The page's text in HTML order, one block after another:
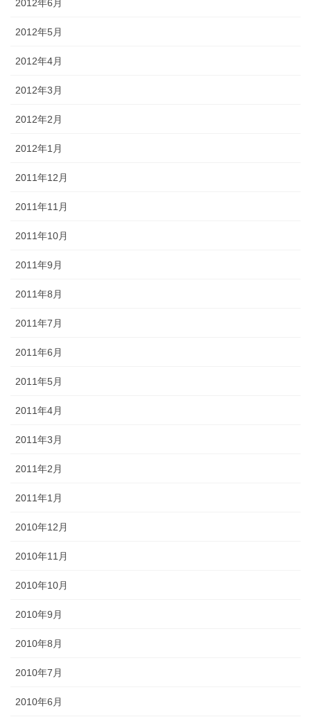
2012年6月
2012年5月
2012年4月
2012年3月
2012年2月
2012年1月
2011年12月
2011年11月
2011年10月
2011年9月
2011年8月
2011年7月
2011年6月
2011年5月
2011年4月
2011年3月
2011年2月
2011年1月
2010年12月
2010年11月
2010年10月
2010年9月
2010年8月
2010年7月
2010年6月